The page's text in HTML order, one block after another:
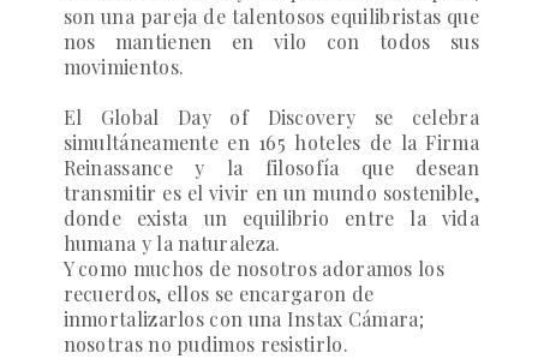
son una pareja de talentosos equilibristas que
nos mantienen en vilo con todos sus
movimientos.
El Global Day of Discovery se celebra
simultáneamente en 165 hoteles de la Firma
Reinassance y la filosofía que desean
transmitir es el vivir en un mundo sostenible,
donde exista un equilibrio entre la vida
humana y la naturaleza.
Y como muchos de nosotros adoramos los
recuerdos, ellos se encargaron de
inmortalizarlos con una Instax Cámara;
nosotras no pudimos resistirlo.